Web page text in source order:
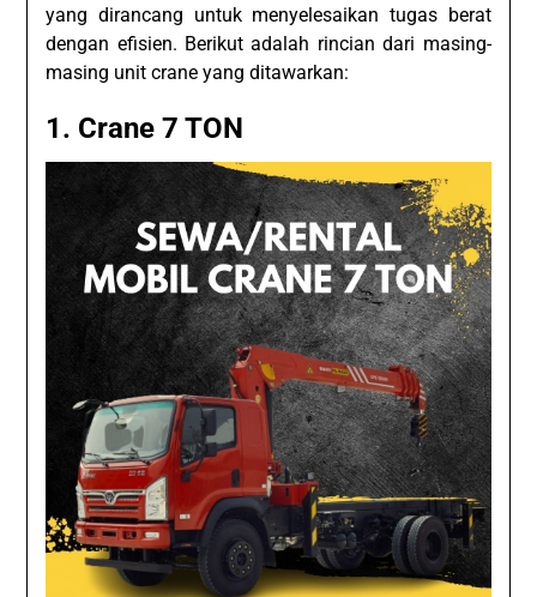
yang dirancang untuk menyelesaikan tugas berat
dengan efisien. Berikut adalah rincian dari masing-
masing unit crane yang ditawarkan:
1. Crane 7 TON